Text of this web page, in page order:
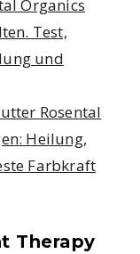
Organics
Test,
und
Rosental
Heilung,
Farbkraft
Therapy